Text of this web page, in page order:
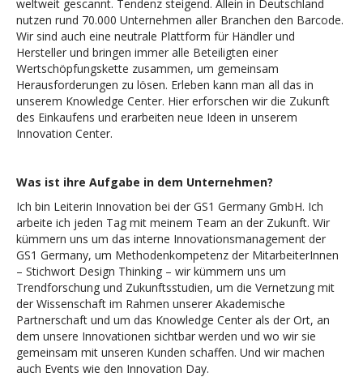
weltweit gescannt. Tendenz steigend. Allein in Deutschland
nutzen rund 70.000 Unternehmen aller Branchen den Barcode.
Wir sind auch eine neutrale Plattform für Händler und
Hersteller und bringen immer alle Beteiligten einer
Wertschöpfungskette zusammen, um gemeinsam
Herausforderungen zu lösen. Erleben kann man all das in
unserem Knowledge Center. Hier erforschen wir die Zukunft
des Einkaufens und erarbeiten neue Ideen in unserem
Innovation Center.
Was ist ihre Aufgabe in dem Unternehmen?
Ich bin Leiterin Innovation bei der GS1 Germany GmbH. Ich
arbeite ich jeden Tag mit meinem Team an der Zukunft. Wir
kümmern uns um das interne Innovationsmanagement der
GS1 Germany, um Methodenkompetenz der MitarbeiterInnen
– Stichwort Design Thinking – wir kümmern uns um
Trendforschung und Zukunftsstudien, um die Vernetzung mit
der Wissenschaft im Rahmen unserer Akademische
Partnerschaft und um das Knowledge Center als der Ort, an
dem unsere Innovationen sichtbar werden und wo wir sie
gemeinsam mit unseren Kunden schaffen. Und wir machen
auch Events wie den Innovation Day.